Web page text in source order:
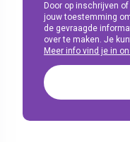
Door op inschrijven
jouw toestemming
de gevraagde
over te maken. Je
Meer info vind je in